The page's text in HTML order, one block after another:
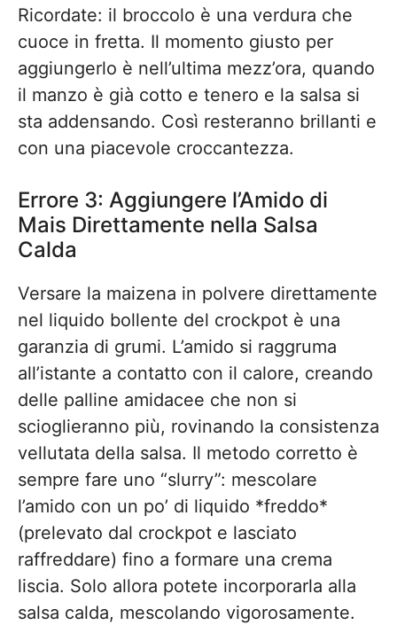
Ricordate: il broccolo è una verdura che
cuoce in fretta. Il momento giusto per
aggiungerlo è nell’ultima mezz’ora, quando
il manzo è già cotto e tenero e la salsa si
sta addensando. Così resteranno brillanti e
con una piacevole croccantezza.
Errore 3: Aggiungere l’Amido di
Mais Direttamente nella Salsa
Calda
Versare la maizena in polvere direttamente
nel liquido bollente del crockpot è una
garanzia di grumi. L’amido si raggruma
all’istante a contatto con il calore, creando
delle palline amidacee che non si
scioglieranno più, rovinando la consistenza
vellutata della salsa. Il metodo corretto è
sempre fare uno “slurry”: mescolare
l’amido con un po’ di liquido *freddo*
(prelevato dal crockpot e lasciato
raffreddare) fino a formare una crema
liscia. Solo allora potete incorporarla alla
salsa calda, mescolando vigorosamente.